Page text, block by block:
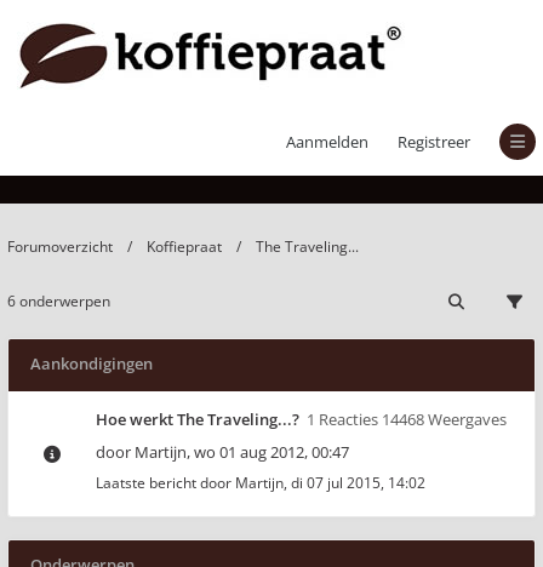
Aanmelden Registreer
Forumoverzicht Koffiepraat The Traveling...
6 onderwerpen
Aankondigingen
Hoe werkt The Traveling...? 1 Reacties 14468 Weergaves
door Martijn,wo 01 aug 2012, 00:47
Laatste bericht door Martijn, di 07 jul 2015, 14:02